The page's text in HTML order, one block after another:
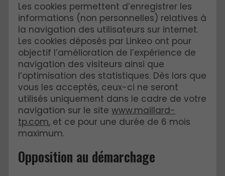
Les cookies permettent d’enregistrer les
informations (non personnelles) relatives à
la navigation des utilisateurs sur internet.
Les cookies déposés par Linkeo ont pour
objectif l’amélioration de l’expérience de
navigation des visiteurs ainsi que
l’optimisation des statistiques. Dès lors que
vous les acceptés, ceux-ci ne seront
utilisés uniquement dans le cadre de votre
navigation sur le sitewww.maillard-
tp.com, et ce pour une durée de 6 mois
maximum.
Opposition au démarchage